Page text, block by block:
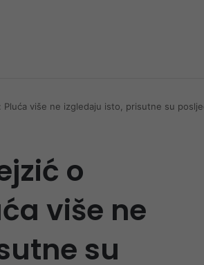
više ne izgledaju isto, prisutne su
o
više ne
su